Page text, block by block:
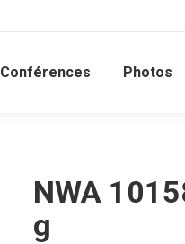
Conférences Photos
NWA
g